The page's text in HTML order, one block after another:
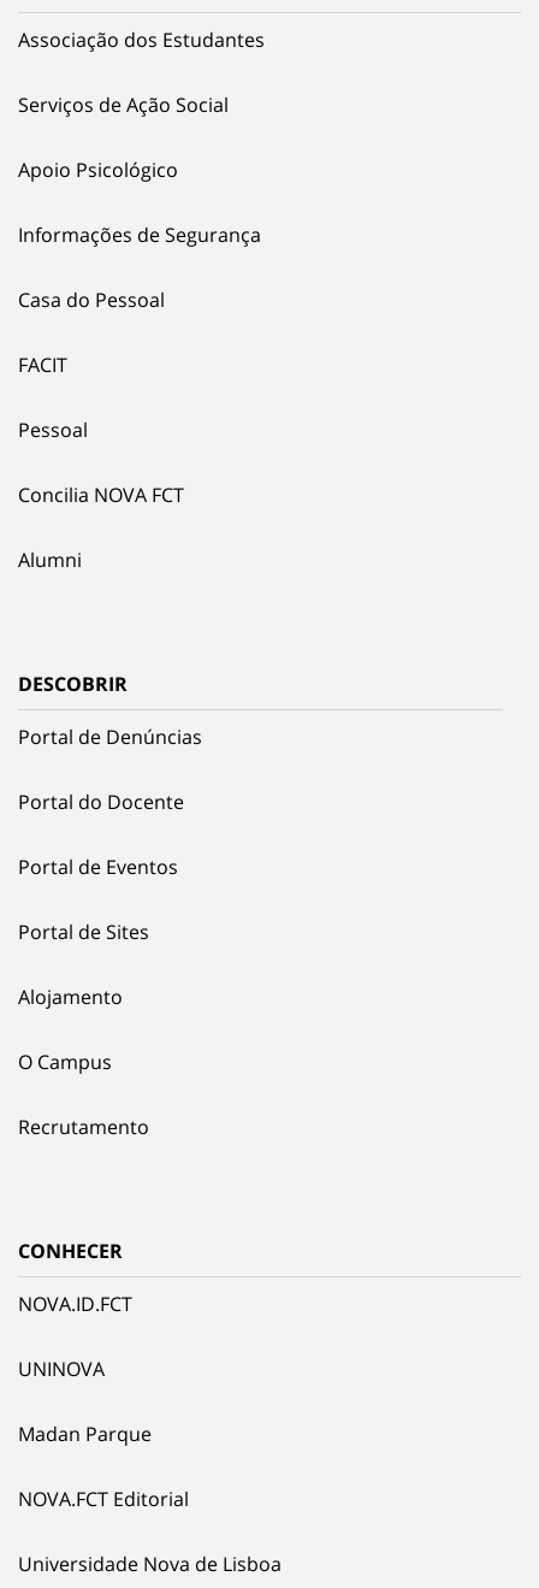
Associação dos Estudantes
Serviços de Ação Social
Apoio Psicológico
Informações de Segurança
Casa do Pessoal
FACIT
Pessoal
Concilia NOVA FCT
Alumni
DESCOBRIR
Portal de Denúncias
Portal do Docente
Portal de Eventos
Portal de Sites
Alojamento
O Campus
Recrutamento
CONHECER
NOVA.ID.FCT
UNINOVA
Madan Parque
NOVA.FCT Editorial
Universidade Nova de Lisboa